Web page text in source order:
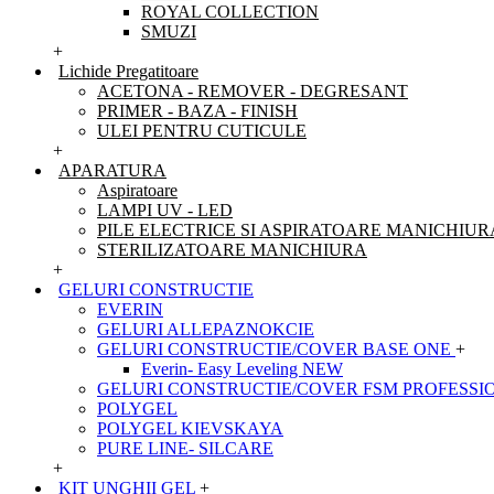
ROYAL COLLECTION
SMUZI
+
Lichide Pregatitoare
ACETONA - REMOVER - DEGRESANT
PRIMER - BAZA - FINISH
ULEI PENTRU CUTICULE
+
APARATURA
Aspiratoare
LAMPI UV - LED
PILE ELECTRICE SI ASPIRATOARE
STERILIZATOARE MANICHIURA
+
GELURI CONSTRUCTIE
EVERIN
GELURI ALLEPAZNOKCIE
GELURI CONSTRUCTIE/COVER BASE ONE +
Everin- Easy Leveling NEW
GELURI CONSTRUCTIE/COVER FSM
POLYGEL
POLYGEL KIEVSKAYA
PURE LINE- SILCARE
+
KIT UNGHII GEL +